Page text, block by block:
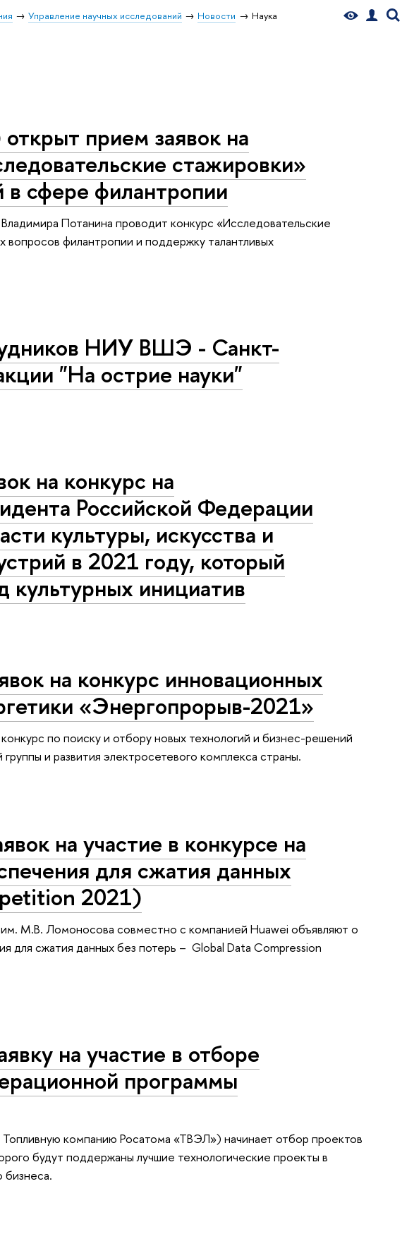
Управление научных исследований Новости Наука
прием заявок на
стажировки»
в сфере филантропии
Потанина проводит конкурс «Исследовательские
вопросов филантропии и поддержку талантливых
НИУ ВШЭ - Санкт-
"На острие науки"
на конкурс на
Российской Федерации
культуры, искусства и
в 2021 году, который
инициатив
на конкурс инновационных
«Энергопрорыв-2021»
по поиску и отбору новых технологий и бизнес-решений
и развития электросетевого комплекса страны.
на участие в конкурсе на
для сжатия данных
2021)
М.В. Ломоносова совместно с компанией Huawei объявляют о
для сжатия данных без потерь – Global Data Compression
на участие в отборе
программы
компанию Росатома «ТВЭЛ») начинает отбор проектов
будут поддержаны лучшие технологические проекты в
бизнеса.